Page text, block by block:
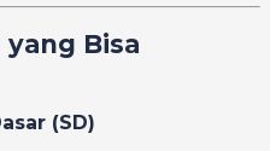
yang Bisa
(SD)